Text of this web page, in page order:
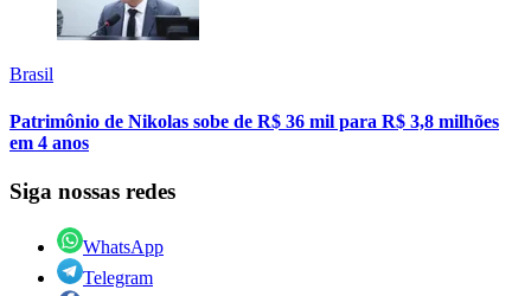
Brasil
Patrimônio de Nikolas sobe de R$ 36 mil para R$ 3,8 milhões
em 4 anos
Siga nossas redes
WhatsApp
Telegram